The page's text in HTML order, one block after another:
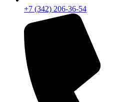
+7 (342) 206-36-54